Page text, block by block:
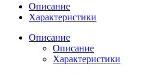
Описание
Характеристики
Описание
Описание
Характеристики